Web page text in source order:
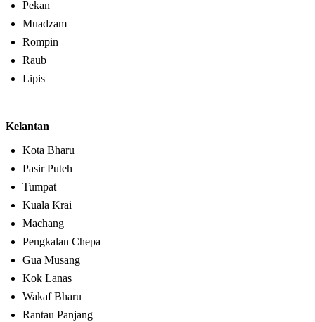
Pekan
Muadzam
Rompin
Raub
Lipis
Kelantan
Kota Bharu
Pasir Puteh
Tumpat
Kuala Krai
Machang
Pengkalan Chepa
Gua Musang
Kok Lanas
Wakaf Bharu
Rantau Panjang